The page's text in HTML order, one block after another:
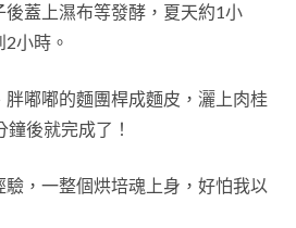
蓋上濕布等發酵，夏天約1小
小時。
嘟嘟的麵團桿成麵皮，灑上肉桂
後就完成了！
，一整個烘培魂上身，好怕我以